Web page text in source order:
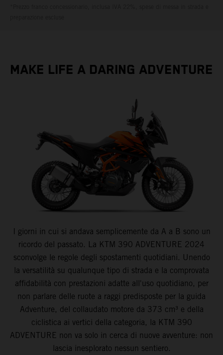
MAKE LIFE A DARING ADVENTURE
I giorni in cui si andava semplicemente da A a B sono un
ricordo del passato. La KTM 390 ADVENTURE 2024
sconvolge le regole degli spostamenti quotidiani. Unendo
la versatilità su qualunque tipo di strada e la comprovata
affidabilità con prestazioni adatte all'uso quotidiano, per
non parlare delle ruote a raggi predisposte per la guida
Adventure, del collaudato motore da 373 cm³ e della
ciclistica ai vertici della categoria, la KTM 390
ADVENTURE non va solo in cerca di nuove avventure: non
lascia inesplorato nessun sentiero.